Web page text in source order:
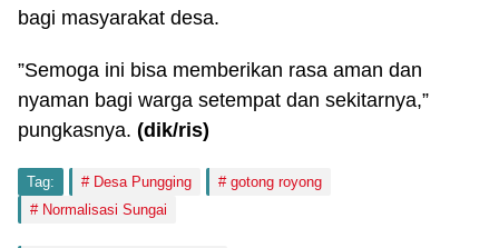
bagi masyarakat desa.
”Semoga ini bisa memberikan rasa aman dan
nyaman bagi warga setempat dan sekitarnya,”
pungkasnya. (dik/ris)
Tag: Desa Pungging
gotong royong
Normalisasi Sungai